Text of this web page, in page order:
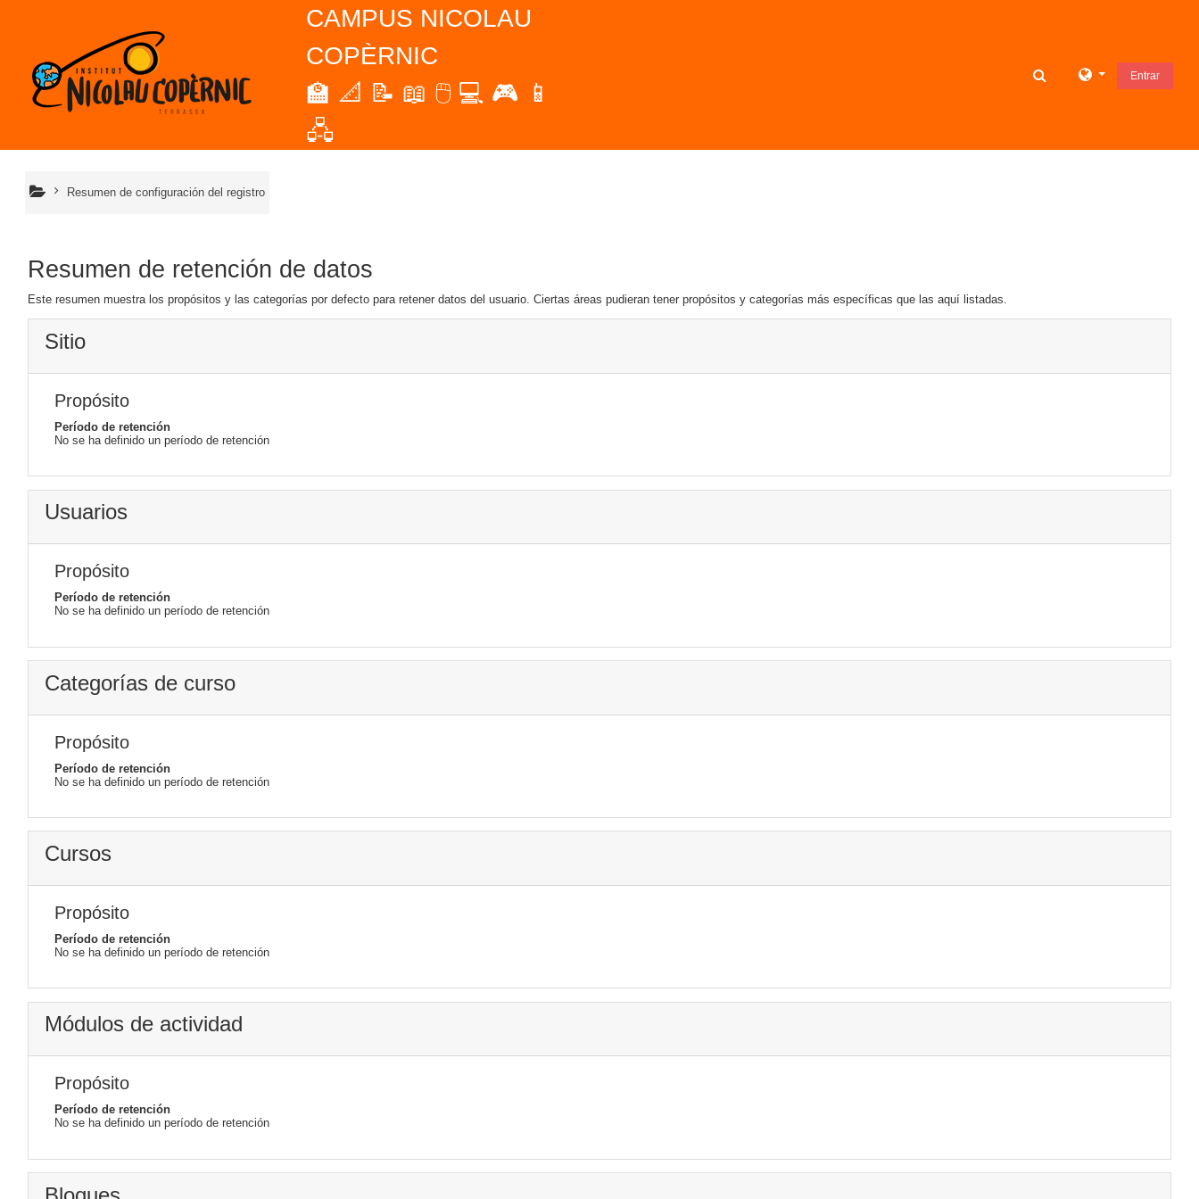
CAMPUS NICOLAU
COPÈRNIC
🏫 📐 📝 📖 🖱️ 💻 🎮 📱
🖧
Toggle search input
Entrar
Resumen de configuración del registro
Resumen de retención de datos
Este resumen muestra los propósitos y las categorías por defecto para retener datos del usuario. Ciertas áreas pudieran tener propósitos y categorías más específicas que las aquí listadas.
Sitio
Propósito
Período de retención
No se ha definido un período de retención
Usuarios
Propósito
Período de retención
No se ha definido un período de retención
Categorías de curso
Propósito
Período de retención
No se ha definido un período de retención
Cursos
Propósito
Período de retención
No se ha definido un período de retención
Módulos de actividad
Propósito
Período de retención
No se ha definido un período de retención